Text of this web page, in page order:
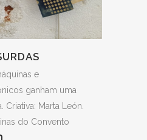
e
ganham uma
Criativa: Marta León.
do Convento